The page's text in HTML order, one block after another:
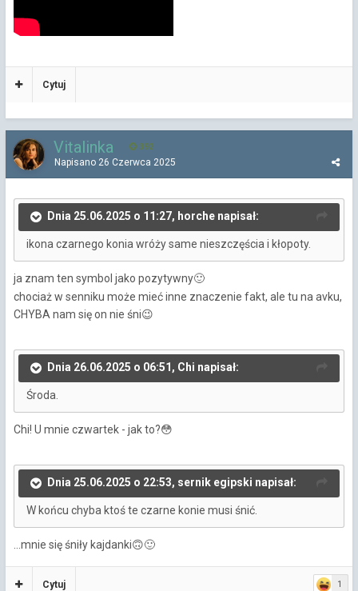
Cytuj
Vitalinka 392
Napisano 26 Czerwca 2025
Dnia 25.06.2025 o 11:27, horche napisał:
ikona czarnego konia wróży same nieszczęścia i kłopoty.
ja znam ten symbol jako pozytywny🙂
chociaż w senniku może mieć inne znaczenie fakt, ale tu na avku,
CHYBA nam się on nie śni😉
Dnia 26.06.2025 o 06:51, Chi napisał:
Środa.
Chi! U mnie czwartek - jak to?😳
Dnia 25.06.2025 o 22:53, sernik egipski napisał:
W końcu chyba ktoś te czarne konie musi śnić.
...mnie się śniły kajdanki🙃🙂
1
Cytuj